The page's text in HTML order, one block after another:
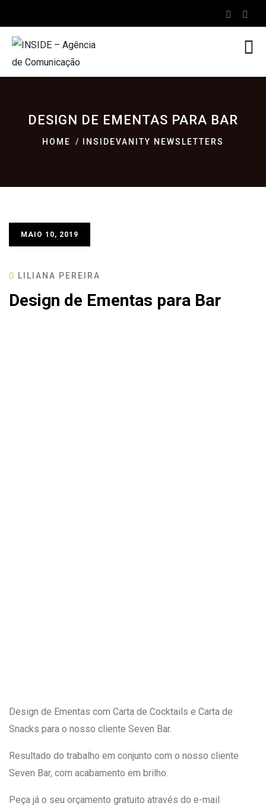
DESIGN DE EMENTAS PARA BAR
HOME INSIDEVANITY NEWSLETTERS
MAIO 10, 2019
LILIANA PEREIRA
Design de Ementas para Bar
Design de Ementas com Carta de Cocktails e Carta de
Snacks para o nosso cliente Seven Bar.
Resultado do trabalho em conjunto com o nosso cliente
Seven Bar, com acabamento em brilho.
Peça já o seu orçamento gratuito através do e-mail